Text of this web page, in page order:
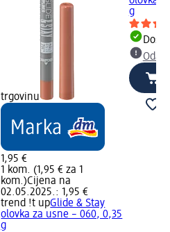
trgovinu
1,95 €
1 kom. (1,95 € za 1
kom.)Cijena na
02.05.2025.: 1,95 €
trend !t upGlide & Stay
olovka za usne – 060, 0,35
g
g